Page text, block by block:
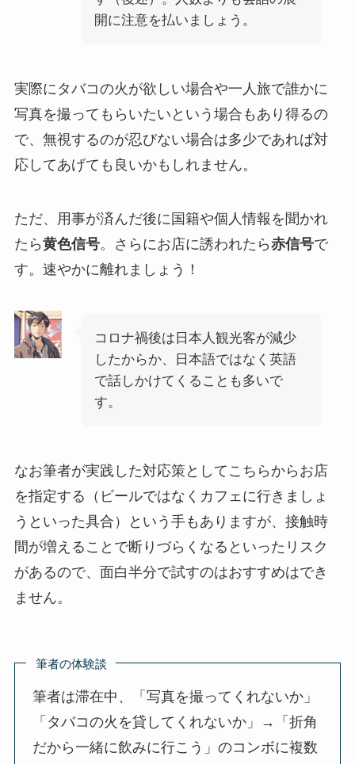
開に注意を払いましょう。
実際にタバコの火が欲しい場合や一人旅で誰かに
写真を撮ってもらいたいという場合もあり得るの
で、無視するのが忍びない場合は多少であれば対
応してあげても良いかもしれません。
ただ、用事が済んだ後に国籍や個人情報を聞かれ
たら黄色信号。さらにお店に誘われたら赤信号で
す。速やかに離れましょう！
コロナ禍後は日本人観光客が減少
したからか、日本語ではなく英語
で話しかけてくることも多いで
す。
なお筆者が実践した対応策としてこちらからお店
を指定する（ビールではなくカフェに行きましょ
うといった具合）という手もありますが、接触時
間が増えることで断りづらくなるといったリスク
があるので、面白半分で試すのはおすすめはでき
ません。
筆者の体験談
筆者は滞在中、「写真を撮ってくれないか」
「タバコの火を貸してくれないか」→「折角
だから一緒に飲みに行こう」のコンボに複数